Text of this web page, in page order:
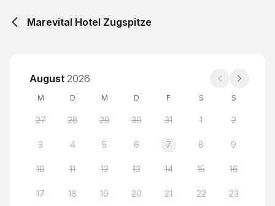
Marevital Hotel Zugspitze
August 2026
M D M D F S S
27 28 29 30 31 1 2
3 4 5 6 7 8 9
10 11 12 13 14 15 16
17 18 19 20 21 22 23